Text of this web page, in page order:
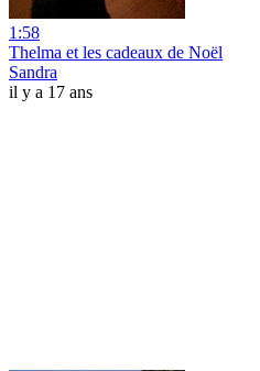
1:58
Thelma et les cadeaux de Noël
Sandra
il y a 17 ans